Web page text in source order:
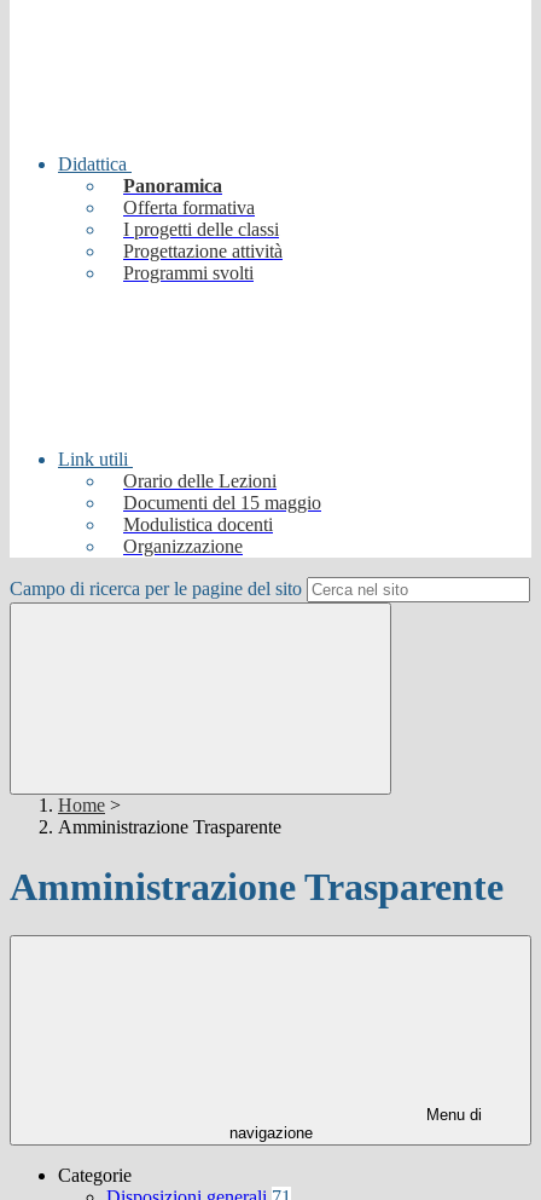
Didattica
Panoramica
Offerta formativa
I progetti delle classi
Progettazione attività
Programmi svolti
Link utili
Orario delle Lezioni
Documenti del 15 maggio
Modulistica docenti
Organizzazione
Campo di ricerca per le pagine del sito
Home >
Amministrazione Trasparente
Amministrazione Trasparente
Menu di
navigazione
Categorie